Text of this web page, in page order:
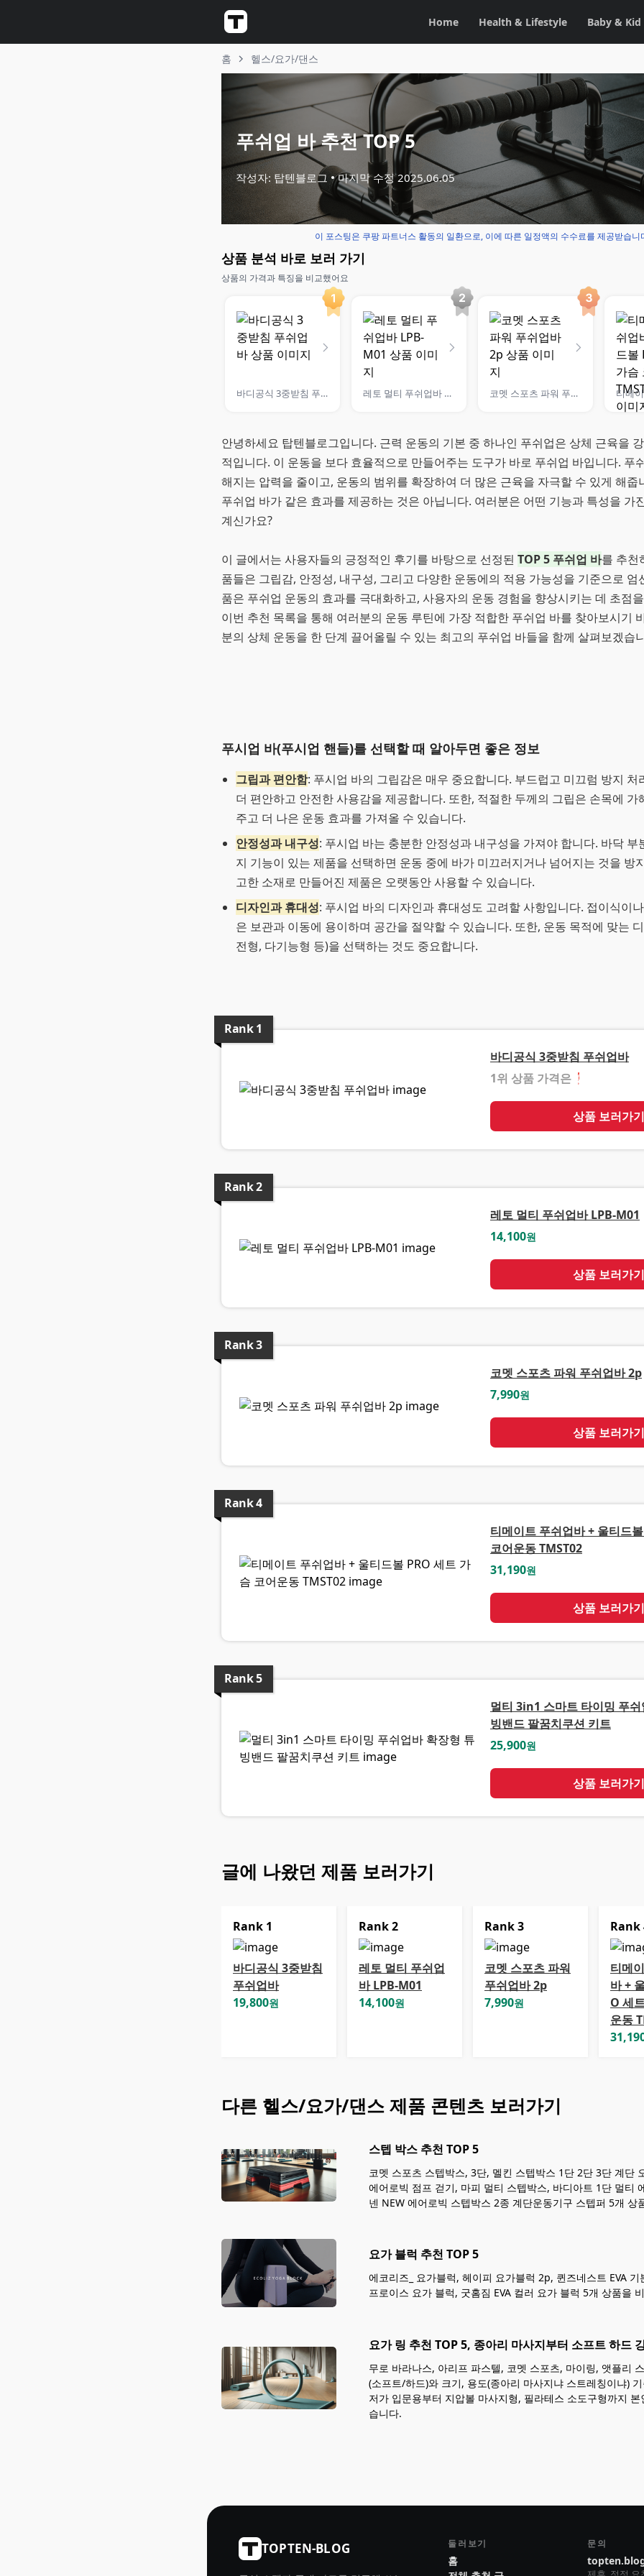
Home Health & Lifestyle Baby & Kid
홈 헬스/요가/댄스
푸쉬업 바 추천 TOP 5
작성자: 탑텐블로그 마지막 수정2025.06.05
이 포스팅은 쿠팡 파트너스 활동의 일환으로, 이에 따른 일정액의 수수료를 제공받습니
상품 분석 바로 보러 가기
상품의 가격과 특징을 비교했어요
바디공식 3중받침 푸쉬업바 레토 멀티 푸쉬업바 LPB-M01 코멧 스포츠 파워 푸쉬업바 2p
안녕하세요 탑텐블로그입니다. 근력 운동의 기본 중 하나인 푸쉬업은 상체 근육을
적입니다. 이 운동을 보다 효율적으로 만들어주는 도구가 바로 푸쉬업 바입니다. 푸
해지는 압력을 줄이고, 운동의 범위를 확장하여 더 많은 근육을 자극할 수 있게 해줍
푸쉬업 바가 같은 효과를 제공하는 것은 아닙니다. 여러분은 어떤 기능과 특성을 가
계신가요?
이 글에서는 사용자들의 긍정적인 후기를 바탕으로 선정된 TOP 5 푸쉬업 바를 추천
품들은 그립감, 안정성, 내구성, 그리고 다양한 운동에의 적용 가능성을 기준으로 엄
품은 푸쉬업 운동의 효과를 극대화하고, 사용자의 운동 경험을 향상시키는 데 초점
이번 추천 목록을 통해 여러분의 운동 루틴에 가장 적합한 푸쉬업 바를 찾아보시기
분의 상체 운동을 한 단계 끌어올릴 수 있는 최고의 푸쉬업 바들을 함께 살펴보겠습
푸시업 바(푸시업 핸들)를 선택할 때 알아두면 좋은 정보
그립과 편안함: 푸시업 바의 그립감은 매우 중요합니다. 부드럽고 미끄럼 방지 처
더 편안하고 안전한 사용감을 제공합니다. 또한, 적절한 두께의 그립은 손목에 가
주고 더 나은 운동 효과를 가져올 수 있습니다.
안정성과 내구성: 푸시업 바는 충분한 안정성과 내구성을 가져야 합니다. 바닥 부
지 기능이 있는 제품을 선택하면 운동 중에 바가 미끄러지거나 넘어지는 것을 방
고한 소재로 만들어진 제품은 오랫동안 사용할 수 있습니다.
디자인과 휴대성: 푸시업 바의 디자인과 휴대성도 고려할 사항입니다. 접이식이
은 보관과 이동에 용이하며 공간을 절약할 수 있습니다. 또한, 운동 목적에 맞는
전형, 다기능형 등)을 선택하는 것도 중요합니다.
Rank1
바디공식 3중받침 푸쉬업바
1위 상품 가격은 ❓
상품 보러가기
Rank2
레토 멀티 푸쉬업바 LPB-M01
14,100원
상품 보러가기
Rank3
코멧 스포츠 파워 푸쉬업바 2p
7,990원
상품 보러가기
Rank4
티메이트 푸쉬업바 + 울티드
코어운동 TMST02
31,190원
상품 보러가기
Rank5
멀티 3in1 스마트 타이밍 푸
빙밴드 팔꿈치쿠션 키트
25,900원
상품 보러가기
글에 나왔던 제품 보러가기
Rank 1
바디공식 3중받침
푸쉬업바
19,800원
Rank2
레토 멀티 푸쉬업
바 LPB-M01
14,100원
Rank3
코멧 스포츠 파워
푸쉬업바 2p
7,990원
Rank
티메
바 +
O 세
운동
다른 헬스/요가/댄스 제품 콘텐츠 보러가기
스텝 박스 추천 TOP 5
코멧 스포츠 스텝박스, 3단, 멜킨 스텝박스 1단 2단 3단 계단
에어로빅 점프 걷기, 마피 멀티 스텝박스, 바디아트 1단 멀티
넨 NEW 에어로빅 스텝박스 2종 계단운동기구 스텝퍼 5개 상
요가 블럭 추천 TOP 5
에코리즈_ 요가블럭, 헤이피 요가블럭 2p, 퀸즈네스트 EVA
프로이스 요가 블럭, 굿홈짐 EVA 컬러 요가 블럭 5개 상품을
요가 링 추천 TOP 5, 종아리 마사지부터 소프트 하드
무로 바라나스, 아리프 파스텔, 코멧 스포츠, 마이링, 앳플리
(소프트/하드)와 크기, 용도(종아리 마사지냐 스트레칭이냐)
저가 입문용부터 지압볼 마사지형, 필라테스 소도구형까지
습니다.
TOPTEN-BLOG 둘러보기
홈
문의